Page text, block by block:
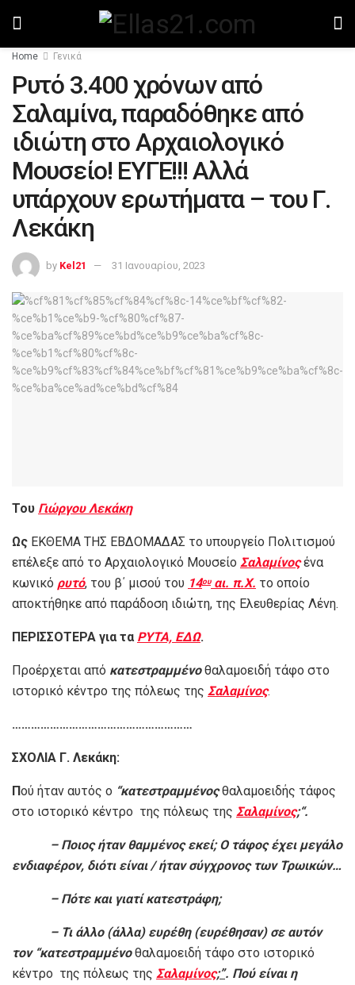
Home Γενικά
Ρυτό 3.400 χρόνων από
Σαλαμίνα, παραδόθηκε από
ιδιώτη στο Αρχαιολογικό
Μουσείο! ΕΥΓΕ!!! Αλλά
υπάρχουν ερωτήματα – του Γ.
Λεκάκη
by Kel21 31 Ιανουαρίου, 2023
Του Γιώργου Λεκάκη
Ως ΕΚΘΕΜΑ ΤΗΣ ΕΒΔΟΜΑΔΑΣ το υπουργείο Πολιτισμού
επέλεξε από το Αρχαιολογικό Μουσείο Σαλαμίνοςένα
κωνικό ρυτό, του β΄ μισού του 14ουαι. π.Χ. το οποίο
αποκτήθηκε από παράδοση ιδιώτη, της Ελευθερίας Λένη.
ΠΕΡΙΣΣΟΤΕΡΑ για τα ΡΥΤΑ, ΕΔΩ.
Προέρχεται από κατεστραμμένοθαλαμοειδή τάφο στο
ιστορικό κέντρο της πόλεως της Σαλαμίνος.
…………………………………………………
ΣΧΟΛΙΑ Γ. Λεκάκη:
Πού ήταν αυτός ο “κατεστραμμένοςθαλαμοειδής τάφος
στο ιστορικό κέντρο της πόλεως της Σαλαμίνος;“.
– Ποιος ήταν θαμμένος εκεί; Ο τάφος έχει μεγάλο
ενδιαφέρον, διότι είναι / ήταν σύγχρονος των Τρωικών…
– Πότε και γιατί κατεστράφη;
– Τι άλλο (άλλα) ευρέθη (ευρέθησαν) σε αυτόν
τον “κατεστραμμένοθαλαμοειδή τάφο στο ιστορικό
κέντρο της πόλεως της Σαλαμίνος;”. Πού είναι η